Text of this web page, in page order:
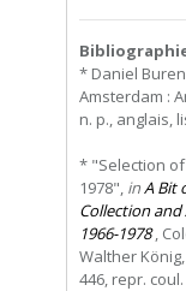
* Daniel
Amsterdam :
n. p., anglais,
* "Selection
1978", inA Bit
Collection and
1966-1978,
Walther
446, repr. coul.